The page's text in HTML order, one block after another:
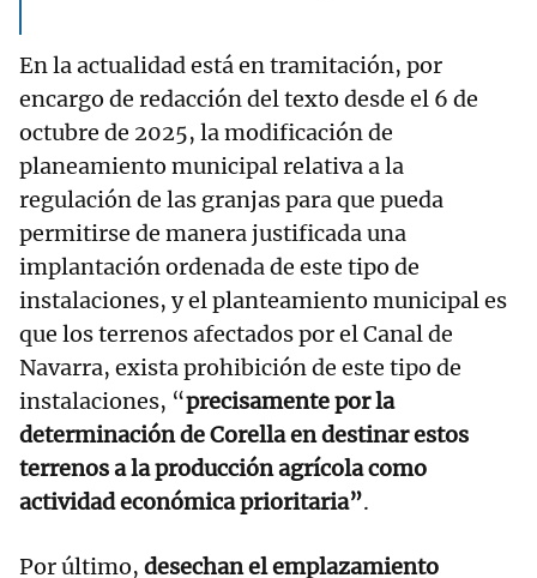
En la actualidad está en tramitación, por
encargo de redacción del texto desde el 6 de
octubre de 2025, la modificación de
planeamiento municipal relativa a la
regulación de las granjas para que pueda
permitirse de manera justificada una
implantación ordenada de este tipo de
instalaciones, y el planteamiento municipal es
que los terrenos afectados por el Canal de
Navarra, exista prohibición de este tipo de
instalaciones, “precisamente por la
determinación de Corella en destinar estos
terrenos a la producción agrícola como
actividad económica prioritaria”.
Por último, desechan el emplazamiento